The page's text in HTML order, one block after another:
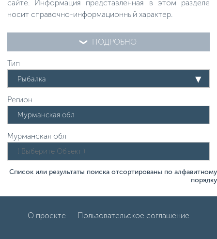
сайте. Информация представленная в этом разделе
носит справочно-информационный характер.
ПОДРОБНО
Тип
Рыбалка
Регион
Мурманская обл
Список или результаты поиска отсортированы по алфавитному
порядку
О проекте Пользовательское соглашение